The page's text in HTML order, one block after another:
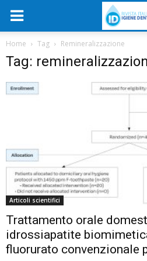
Home Tag Remineralizzazione
Tag:
Articoli scientifici
Trattamento orale
idrossiapatite
fluorurato convenzionale